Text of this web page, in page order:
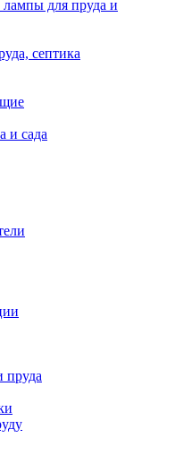
для пруда и
септика
и сада
пруда